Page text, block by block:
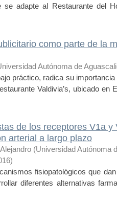
adapte al Restaurante del
como parte de la
Autónoma de
práctico, radica su
Valdivia’s, ubicado
de los receptores V1a
arterial a largo plazo
(Universidad Autónoma
)
fisiopatológicos que
diferentes alternativas